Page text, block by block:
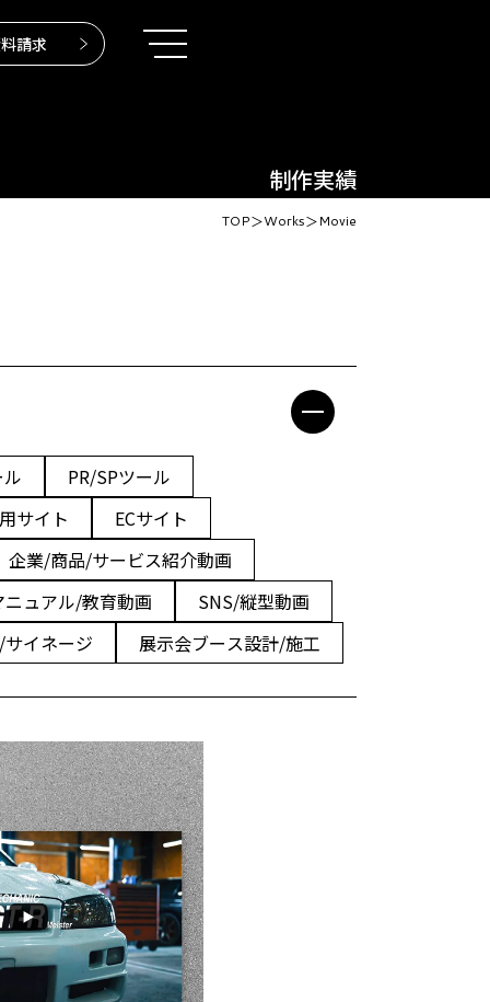
請求
制作実績
TOP＞Works＞Movie
PR/SPツール
サイト
ECサイト
企業/商品/サービス紹介動画
ニュアル/教育動画
SNS/縦型動画
イネージ
展示会ブース設計/施工